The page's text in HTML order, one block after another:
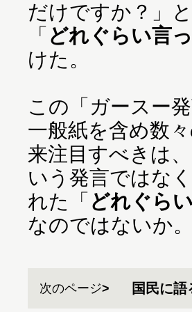
だけですか？」
「どれぐらい言
けた。
この「ガースー
一般紙を含め数
来注目すべきは
いう発言ではな
れた「どれぐら
なのではないか。
次のページ 国民に